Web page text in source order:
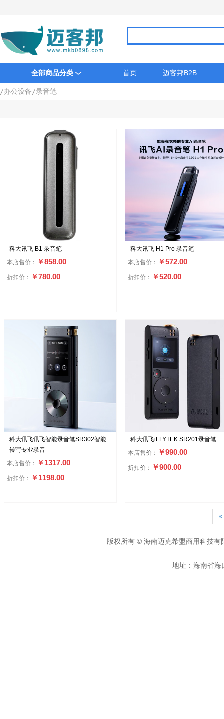
全部商品分类 首页 迈客邦B2B
/办公设备/录音笔
科大讯飞 B1 录音笔
本店售价： ￥858.00
折扣价： ￥780.00
科大讯飞 H1 Pro 录音笔
本店售价： ￥572.00
折扣价： ￥520.00
科大讯飞讯飞智能录音笔SR302智能
转写专业录音
本店售价： ￥1317.00
折扣价： ￥1198.00
科大讯飞iFLYTEK SR201录音笔
本店售价： ￥990.00
折扣价： ￥900.00
«
版权所有 © 海南迈克希盟商用科技
地址：海南省